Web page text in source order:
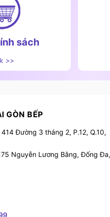
Bếp cảnh báo
giờ nếu không có thao tác:
tắt bếp sau khi sử dụng.
sử dụng và bảo quản
sách
>>
GÒN BẾP
Đường 3 tháng 2, P.12, Q.10,
Nguyễn Lương Bằng, Đống Đa,